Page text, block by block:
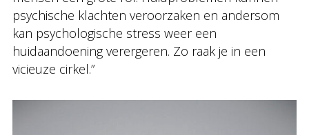
psychische klachten veroorzaken en andersom
kan psychologische stress weer een
huidaandoening verergeren. Zo raak je in een
vicieuze cirkel.”